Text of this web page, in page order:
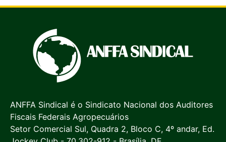
ANFFA Sindical é o Sindicato Nacional dos Auditores
Fiscais Federais Agropecuários
Setor Comercial Sul, Quadra 2, Bloco C, 4º andar, Ed.